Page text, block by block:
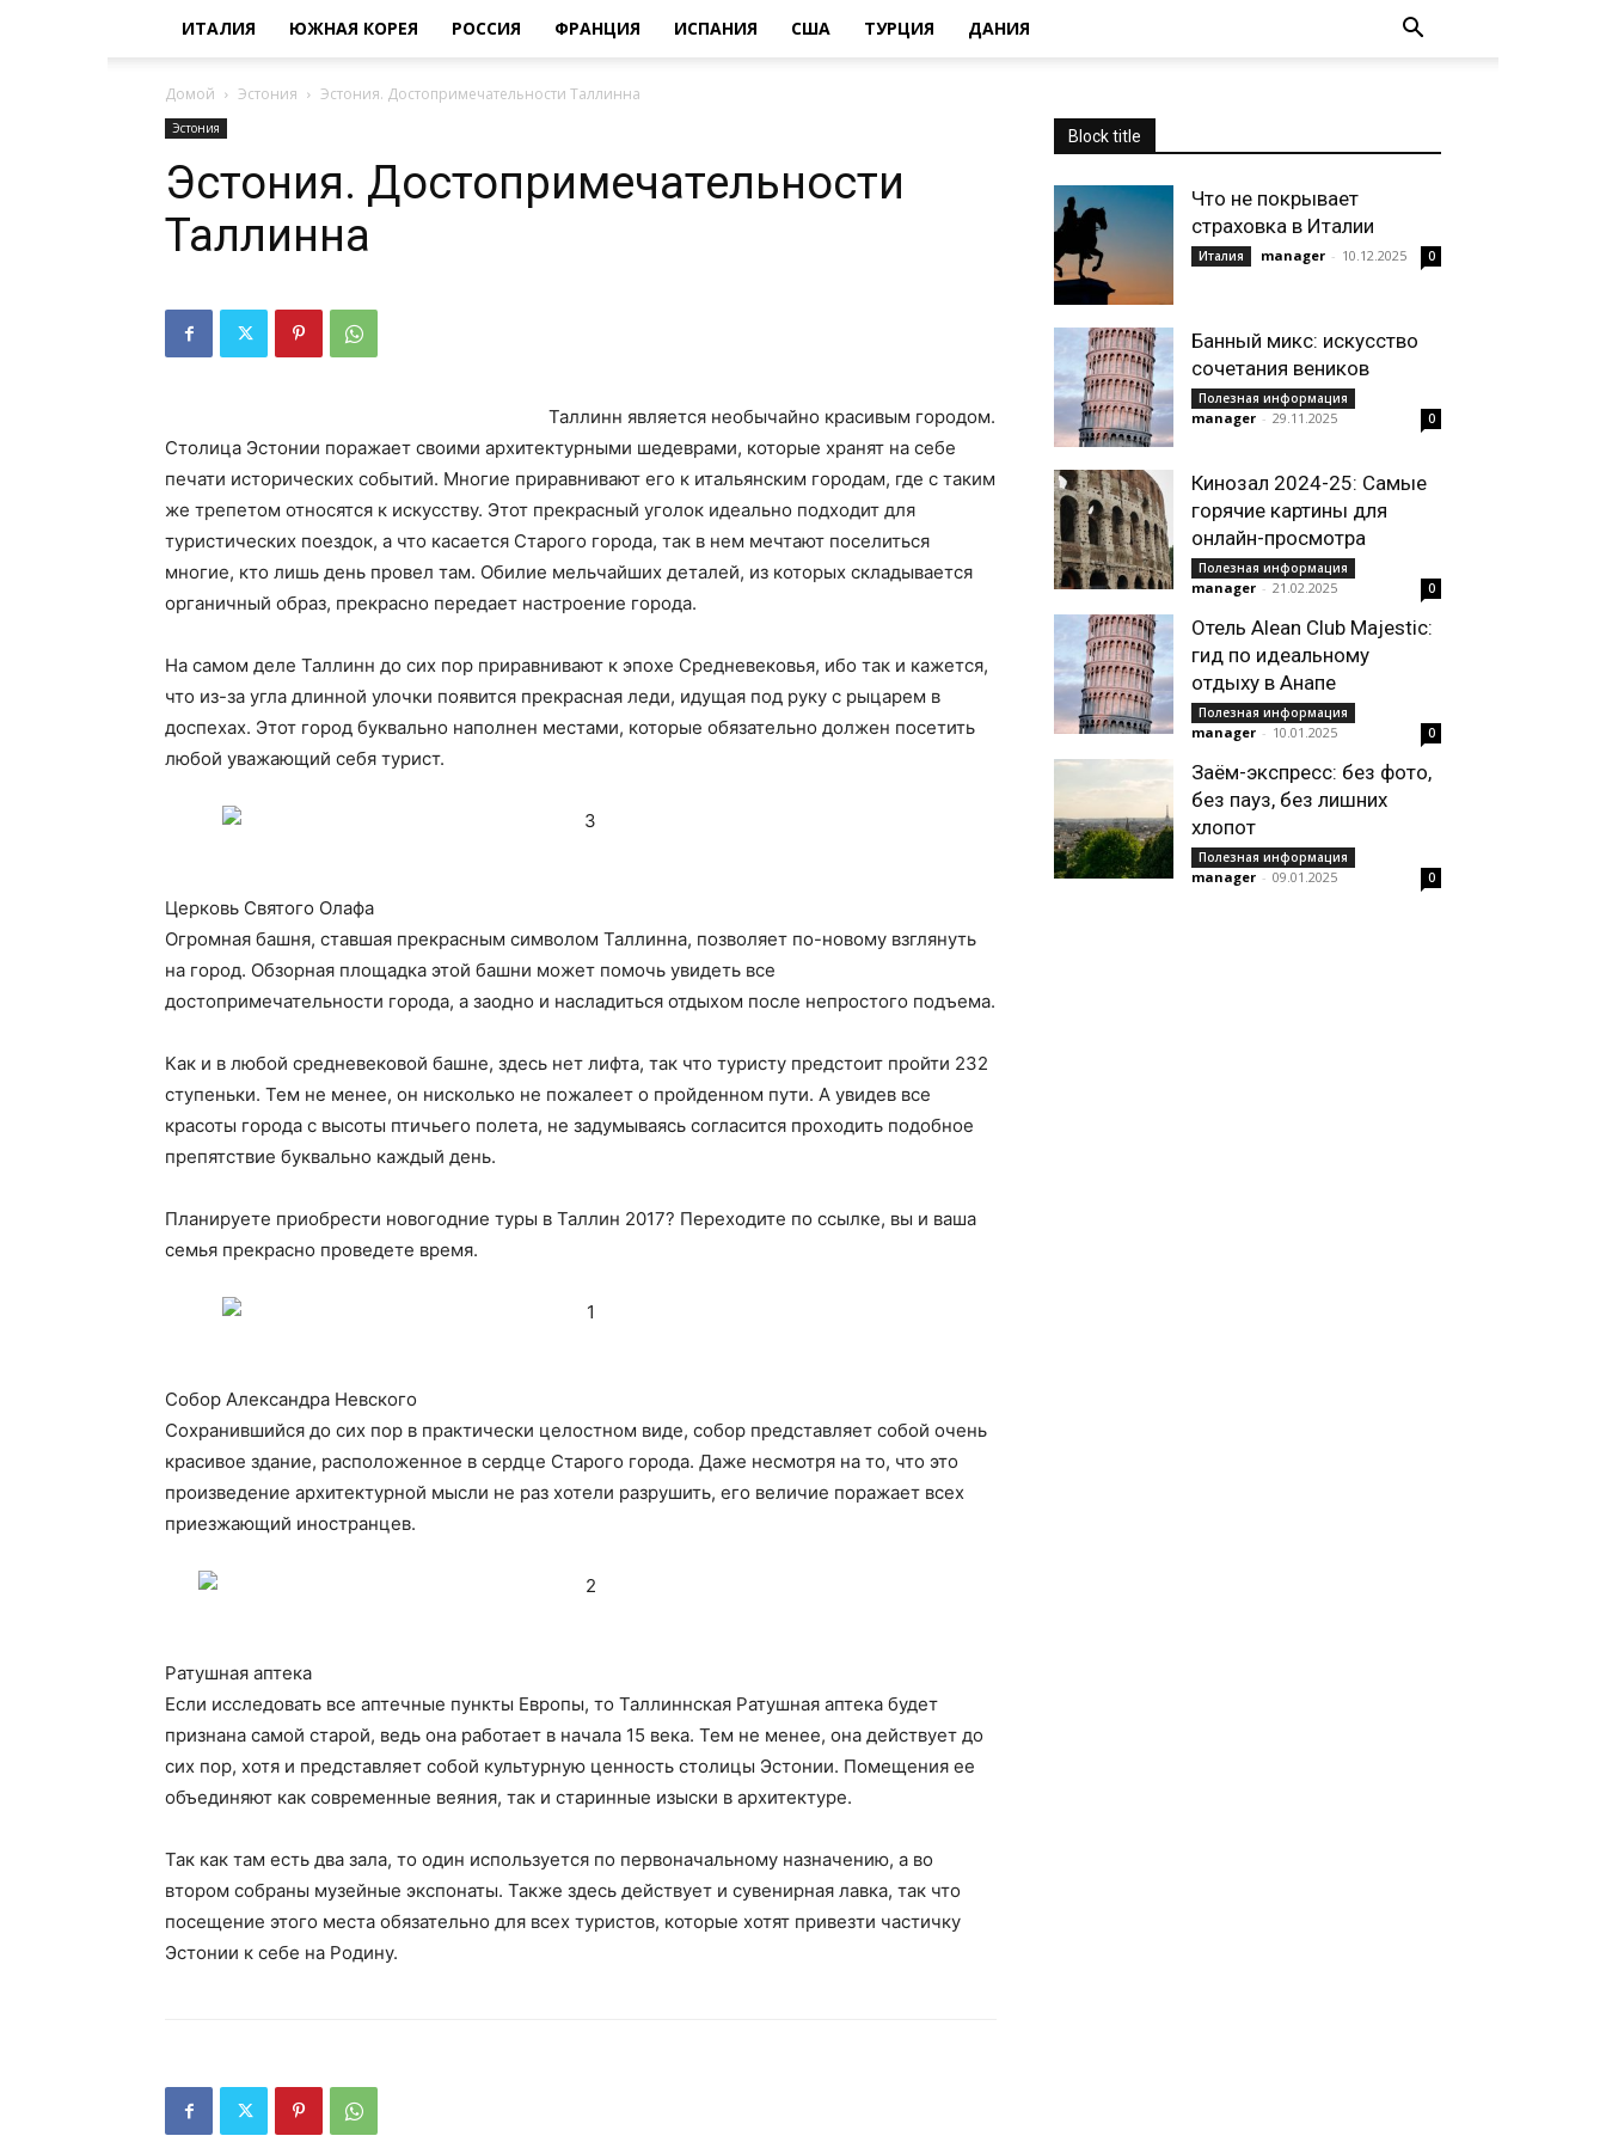
ИТАЛИЯ ЮЖНАЯ КОРЕЯ РОССИЯ ФРАНЦИЯ ИСПАНИЯ США ТУРЦИЯ ДАНИЯ
Домой Эстония Эстония. Достопримечательности Таллинна
Эстония
Эстония. Достопримечательности
Таллинна
Таллинн является необычайно красивым городом.
Столица Эстонии поражает своими архитектурными шедеврами, которые хранят на себе
печати исторических событий. Многие приравнивают его к итальянским городам, где с таким
же трепетом относятся к искусству. Этот прекрасный уголок идеально подходит для
туристических поездок, а что касается Старого города, так в нем мечтают поселиться
многие, кто лишь день провел там. Обилие мельчайших деталей, из которых складывается
органичный образ, прекрасно передает настроение города.
На самом деле Таллинн до сих пор приравнивают к эпохе Средневековья, ибо так и кажется,
что из-за угла длинной улочки появится прекрасная леди, идущая под руку с рыцарем в
доспехах. Этот город буквально наполнен местами, которые обязательно должен посетить
любой уважающий себя турист.
Церковь Святого Олафа
Огромная башня, ставшая прекрасным символом Таллинна, позволяет по-новому взглянуть
на город. Обзорная площадка этой башни может помочь увидеть все
достопримечательности города, а заодно и насладиться отдыхом после непростого подъема.
Как и в любой средневековой башне, здесь нет лифта, так что туристу предстоит пройти 232
ступеньки. Тем не менее, он нисколько не пожалеет о пройденном пути. А увидев все
красоты города с высоты птичьего полета, не задумываясь согласится проходить подобное
препятствие буквально каждый день.
Планируете приобрести новогодние туры в Таллин 2017? Переходите по ссылке, вы и ваша
семья прекрасно проведете время.
Собор Александра Невского
Сохранившийся до сих пор в практически целостном виде, собор представляет собой очень
красивое здание, расположенное в сердце Старого города. Даже несмотря на то, что это
произведение архитектурной мысли не раз хотели разрушить, его величие поражает всех
приезжающий иностранцев.
Ратушная аптека
Если исследовать все аптечные пункты Европы, то Таллиннская Ратушная аптека будет
признана самой старой, ведь она работает в начала 15 века. Тем не менее, она действует до
сих пор, хотя и представляет собой культурную ценность столицы Эстонии. Помещения ее
объединяют как современные веяния, так и старинные изыски в архитектуре.
Так как там есть два зала, то один используется по первоначальному назначению, а во
втором собраны музейные экспонаты. Также здесь действует и сувенирная лавка, так что
посещение этого места обязательно для всех туристов, которые хотят привезти частичку
Эстонии к себе на Родину.
Block title
Что не покрывает
страховка в Италии
Италия manager - 10.12.2025 0
Банный микс: искусство
сочетания веников
Полезная информация
manager - 29.11.2025 0
Кинозал 2024-25: Самые
горячие картины для
онлайн-просмотра
Полезная информация
manager - 21.02.2025 0
Отель Alean Club Majestic:
гид по идеальному
отдыху в Анапе
Полезная информация
manager - 10.01.2025 0
Заём-экспресс: без фото,
без пауз, без лишних
хлопот
Полезная информация
manager - 09.01.2025 0